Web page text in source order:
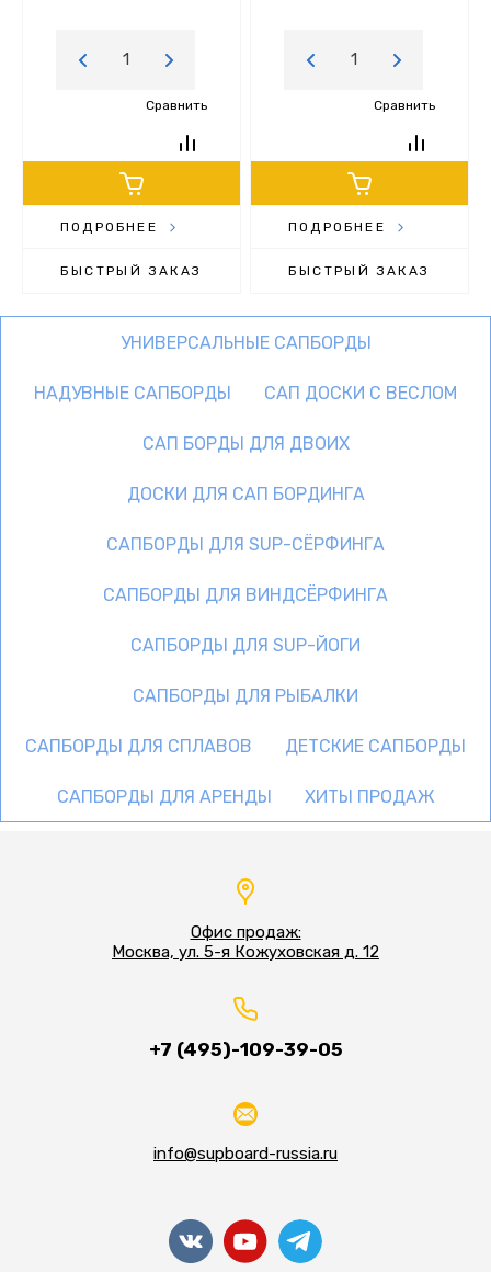
Сравнить
ПОДРОБНЕЕ
БЫСТРЫЙ ЗАКАЗ
Сравнить
ПОДРОБНЕЕ
БЫСТРЫЙ ЗАКАЗ
УНИВЕРСАЛЬНЫЕ САПБОРДЫ
НАДУВНЫЕ САПБОРДЫ САП ДОСКИ С ВЕСЛОМ
САП БОРДЫ ДЛЯ ДВОИХ
ДОСКИ ДЛЯ САП БОРДИНГА
САПБОРДЫ ДЛЯ SUP-СЁРФИНГА
САПБОРДЫ ДЛЯ ВИНДСЁРФИНГА
САПБОРДЫ ДЛЯ SUP-ЙОГИ
САПБОРДЫ ДЛЯ РЫБАЛКИ
САПБОРДЫ ДЛЯ СПЛАВОВ ДЕТСКИЕ САПБОРДЫ
САПБОРДЫ ДЛЯ АРЕНДЫ ХИТЫ ПРОДАЖ
Офис продаж:
Москва, ул. 5-я Кожуховская д. 12
+7 (495)-109-39-05
info@supboard-russia.ru